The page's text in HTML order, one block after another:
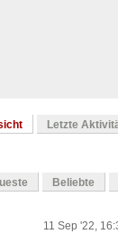
Letzte
Beliebte
11 Sep '22,